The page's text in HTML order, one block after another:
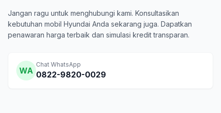
Jangan ragu untuk menghubungi kami. Konsultasikan
kebutuhan mobil Hyundai Anda sekarang juga. Dapatkan
penawaran harga terbaik dan simulasi kredit transparan.
WA
Chat WhatsApp
0822-9820-0029